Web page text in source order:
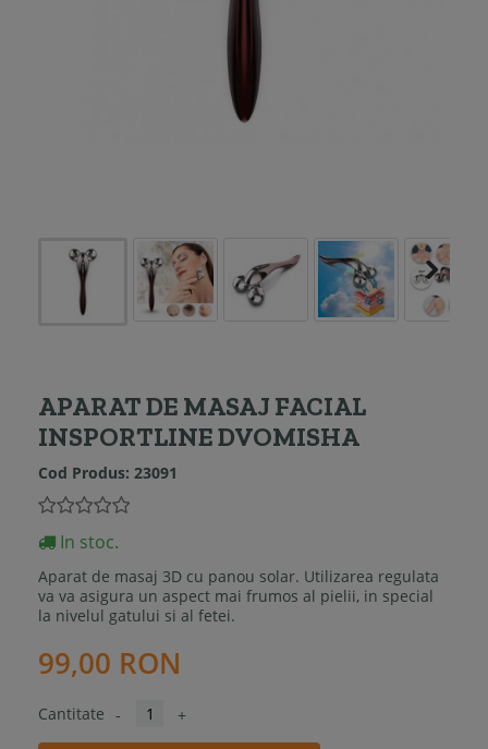
APARAT DE MASAJ FACIAL
INSPORTLINE DVOMISHA
Cod Produs: 23091
In stoc.
Aparat de masaj 3D cu panou solar. Utilizarea regulata
va va asigura un aspect mai frumos al pielii, in special
la nivelul gatului si al fetei.
99,00 RON
Cantitate - +